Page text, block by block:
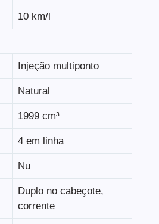
10 km/l
Injeção multiponto
Natural
1999 cm³
4 em linha
Nu
Duplo no cabeçote,
corrente